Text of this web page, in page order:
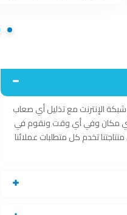
شبكة الإنترنت مع تذليل أي صعاب
أي مكان وفي أي وقت ونقوم في
تخدم كل متطلبات عملائنا